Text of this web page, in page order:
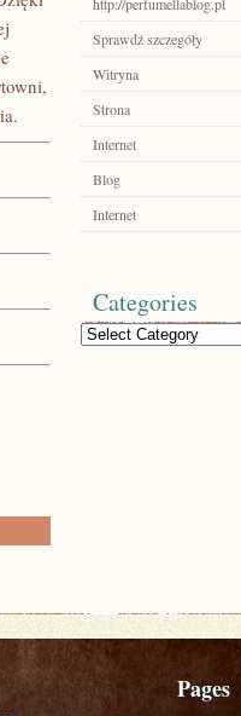
Sprawdź szczegóły
Witryna
Strona
Internet
Blog
Internet
Categories
Categories
Pages